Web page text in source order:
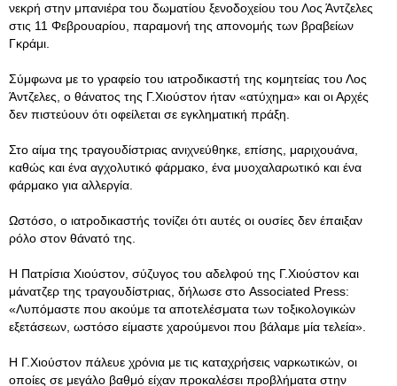
νεκρή στην μπανιέρα του δωματίου ξενοδοχείου του Λος Άντζελες
στις 11 Φεβρουαρίου, παραμονή της απονομής των βραβείων
Γκράμι.
Σύμφωνα με το γραφείο του ιατροδικαστή της κομητείας του Λος
Άντζελες, ο θάνατος της Γ.Χιούστον ήταν «ατύχημα» και οι Αρχές
δεν πιστεύουν ότι οφείλεται σε εγκληματική πράξη.
Στο αίμα της τραγουδίστριας ανιχνεύθηκε, επίσης, μαριχουάνα,
καθώς και ένα αγχολυτικό φάρμακο, ένα μυοχαλαρωτικό και ένα
φάρμακο για αλλεργία.
Ωστόσο, ο ιατροδικαστής τονίζει ότι αυτές οι ουσίες δεν έπαιξαν
ρόλο στον θάνατό της.
Η Πατρίσια Χιούστον, σύζυγος του αδελφού της Γ.Χιούστον και
μάνατζερ της τραγουδίστριας, δήλωσε στο Associated Press:
«Λυπόμαστε που ακούμε τα αποτελέσματα των τοξικολογικών
εξετάσεων, ωστόσο είμαστε χαρούμενοι που βάλαμε μία τελεία».
Η Γ.Χιούστον πάλευε χρόνια με τις καταχρήσεις ναρκωτικών, οι
οποίες σε μεγάλο βαθμό είχαν προκαλέσει προβλήματα στην